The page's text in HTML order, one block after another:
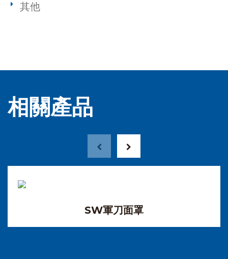
其他
相關產品
SW軍刀面罩